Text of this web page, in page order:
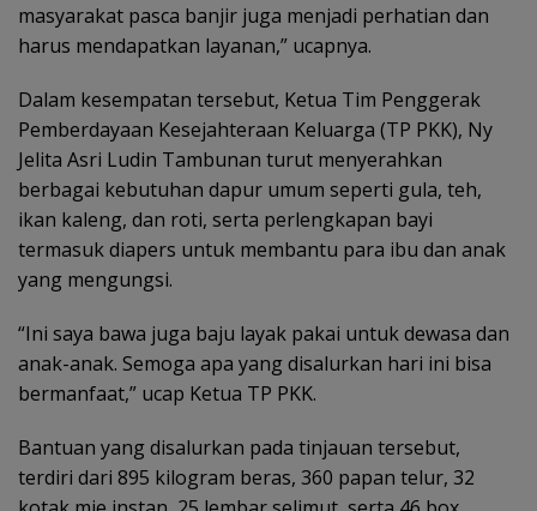
masyarakat pasca banjir juga menjadi perhatian dan
harus mendapatkan layanan,” ucapnya.
Dalam kesempatan tersebut, Ketua Tim Penggerak
Pemberdayaan Kesejahteraan Keluarga (TP PKK), Ny
Jelita Asri Ludin Tambunan turut menyerahkan
berbagai kebutuhan dapur umum seperti gula, teh,
ikan kaleng, dan roti, serta perlengkapan bayi
termasuk diapers untuk membantu para ibu dan anak
yang mengungsi.
“Ini saya bawa juga baju layak pakai untuk dewasa dan
anak-anak. Semoga apa yang disalurkan hari ini bisa
bermanfaat,” ucap Ketua TP PKK.
Bantuan yang disalurkan pada tinjauan tersebut,
terdiri dari 895 kilogram beras, 360 papan telur, 32